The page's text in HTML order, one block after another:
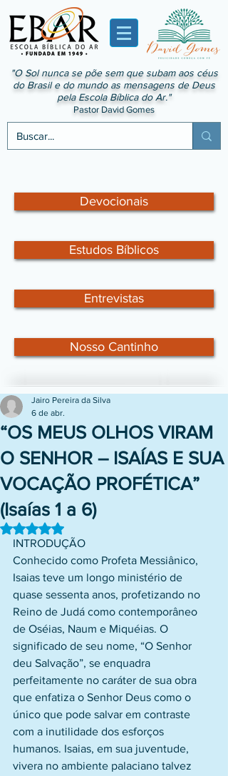
"O Sol nunca se põe sem que subam aos céus
do Brasil e do mundo as mensagens de Deus
pela Escola Bíblica do Ar."
Pastor David Gomes
Devocionais
Estudos Bíblicos
Entrevistas
Nosso Cantinho
“OS MEUS OLHOS VIRAM
O SENHOR – ISAÍAS E SUA
VOCAÇÃO PROFÉTICA”
(Isaías 1 a 6)
Jairo Pereira da Silva
6 de abr.
Avaliado com NaN de 5 estrelas.
INTRODUÇÃO
Conhecido como Profeta Messiânico,
Isaias teve um longo ministério de
quase sessenta anos, profetizando no
Reino de Judá como contemporâneo
de Oséias, Naum e Miquéias. O
significado de seu nome, “O Senhor
deu Salvação”, se enquadra
perfeitamente no caráter de sua obra
que enfatiza o Senhor Deus como o
único que pode salvar em contraste
com a inutilidade dos esforços
humanos. Isaias, em sua juventude,
vivera no ambiente palaciano talvez